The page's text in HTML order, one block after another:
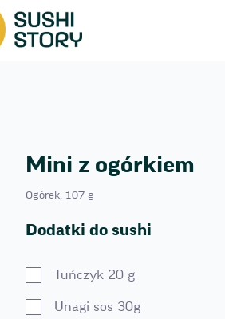
Mini z ogórkiem
Ogórek, 107 g
Dodatki do sushi
Tuńczyk 20 g
Unagi sos 30g